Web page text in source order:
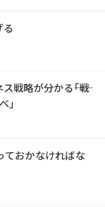
戦略が分かる――「戦
」
ておかなければな